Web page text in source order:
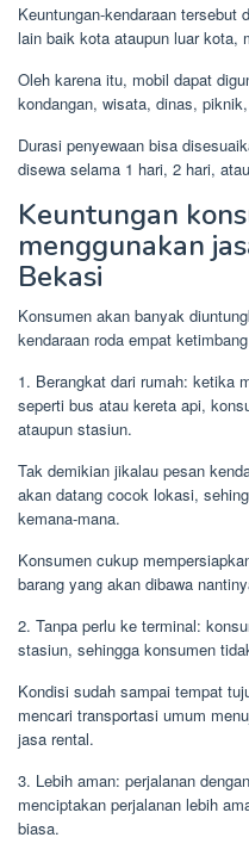
Keuntungan-kendaraan
lain baik kota ataupun luar kota,
Oleh karena itu, mobil dapat
kondangan, wisata, dinas,
Durasi penyewaan bisa
disewa selama 1 hari, 2 hari,
Keuntungan
menggunakan
Bekasi
Konsumen akan banyak
kendaraan roda empat
1. Berangkat dari rumah: ketika
seperti bus atau kereta api,
ataupun stasiun.
Tak demikian jikalau pesan
akan datang cocok lokasi,
kemana-mana.
Konsumen cukup
barang yang akan dibawa
2. Tanpa perlu ke terminal:
stasiun, sehingga konsumen
Kondisi sudah sampai tempat
mencari transportasi umum
jasa rental.
3. Lebih aman: perjalanan
menciptakan perjalanan lebih
biasa.